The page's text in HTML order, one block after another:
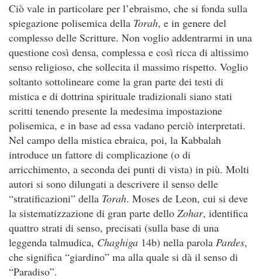
Ciò vale in particolare per l’ebraismo, che si fonda sulla
spiegazione polisemica della Torah, e in genere del
complesso delle Scritture. Non voglio addentrarmi in una
questione così densa, complessa e così ricca di altissimo
senso religioso, che sollecita il massimo rispetto. Voglio
soltanto sottolineare come la gran parte dei testi di
mistica e di dottrina spirituale tradizionali siano stati
scritti tenendo presente la medesima impostazione
polisemica, e in base ad essa vadano perciò interpretati.
Nel campo della mistica ebraica, poi, la Kabbalah
introduce un fattore di complicazione (o di
arricchimento, a seconda dei punti di vista) in più. Molti
autori si sono dilungati a descrivere il senso delle
“stratificazioni” della Torah. Moses de Leon, cui si deve
la sistematizzazione di gran parte dello Zohar, identifica
quattro strati di senso, precisati (sulla base di una
leggenda talmudica, Chaghiga 14b) nella parola Pardes,
che significa “giardino” ma alla quale si dà il senso di
“Paradiso”.